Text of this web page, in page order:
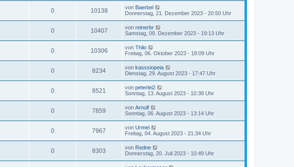
0 10138 von Baerbel
Donnerstag, 21. Dezember 2023 - 20:50 Uhr
0 10407 von reinerbr
Samstag, 09. Dezember 2023 - 19:13 Uhr
0 10306 von Thilo
Freitag, 06. Oktober 2023 - 18:09 Uhr
0 8234 von kasssiopeia
Dienstag, 29. August 2023 - 17:47 Uhr
0 8521 von peterlei2
Sonntag, 13. August 2023 - 10:38 Uhr
0 7859 von Arnulf
Sonntag, 06. August 2023 - 13:14 Uhr
0 7967 von Urmel
Freitag, 04. August 2023 - 21:34 Uhr
0 8303 von Redne
Donnerstag, 20. Juli 2023 - 10:49 Uhr